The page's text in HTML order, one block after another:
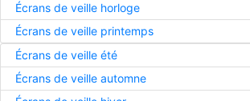
Écrans de veille horloge
Écrans de veille printemps
Écrans de veille été
Écrans de veille automne